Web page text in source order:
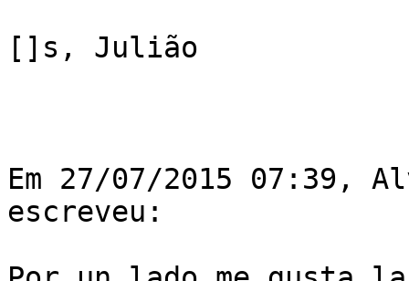
[]s, Julião
Em 27/07/2015 07:39,
escreveu: